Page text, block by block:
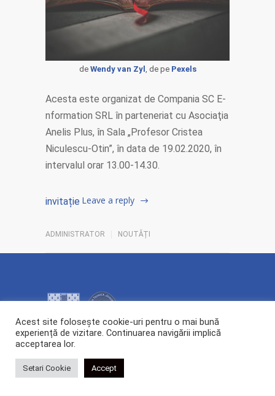
de Wendy van Zyl , de pe Pexels
Acesta este organizat de Compania SC E-
nformation SRL în parteneriat cu Asociaţia
Anelis Plus, în Sala „Profesor Cristea
Niculescu-Otin”, în data de 19.02.2020, în
intervalul orar 13.00-14.30.
invitație Leave a reply
ADMINISTRATOR NOUTĂȚI
2026 Copyright ©
Webdesign:
Cipdesign.net
Acest site folosește cookie-uri pentru o mai bună
experiență de vizitare. Continuarea navigării implică
acceptarea lor.
Setari Cookie Accept